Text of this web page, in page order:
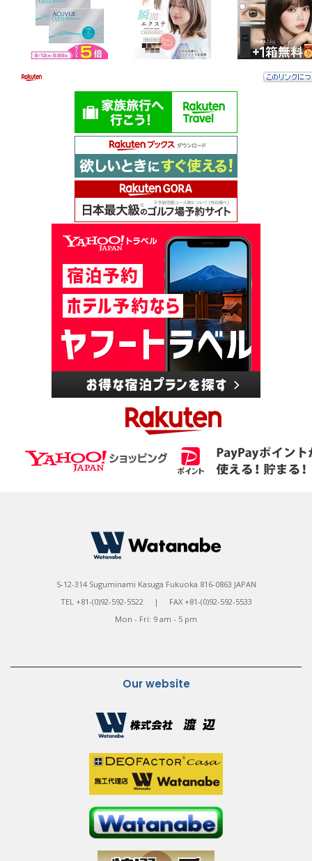
5-12-314 Suguminami Kasuga Fukuoka 816-0863 JAPAN
TEL +81-(0)92-592-5522 | FAX +81-(0)92-592-5533
Mon - Fri: 9 am - 5 pm
Our website